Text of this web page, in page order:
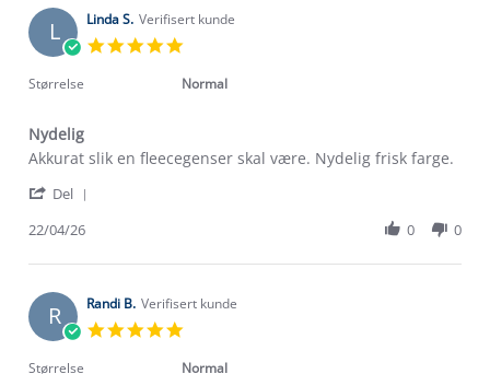
L Linda S. Verifisert kunde
rating
Størrelse Normal
Nydelig
Review
Linda
on
Apr
review
Nydelig
Akkurat slik en fleecegenser skal være. Nydelig frisk farge.
Del
Linda
on
22
Apr
22/04/26 0 0
R Randi B. Verifisert kunde
rating
Størrelse Normal